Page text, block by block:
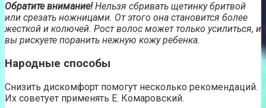
Обратите внимание!Нельзя сбривать щетинку бритвой
или срезать ножницами. От этого она становится более
жесткой и колючей. Рост волос может только усилиться, и
вы рискуете поранить нежную кожу ребенка.
Народные способы
Снизить дискомфорт помогут несколько рекомендаций.
Их советует применять Е. Комаровский.